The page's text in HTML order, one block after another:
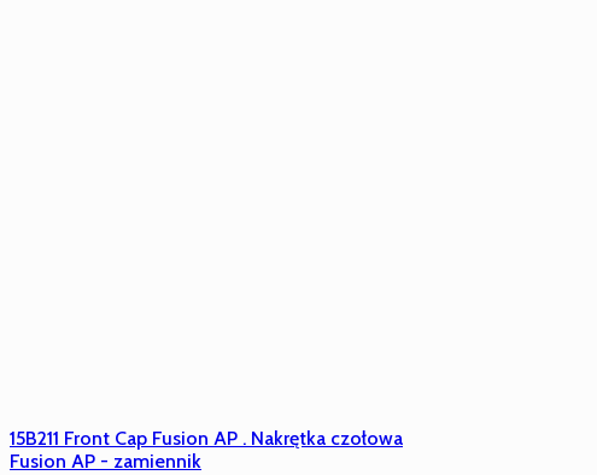
15B211 Front Cap Fusion AP . Nakrętka czołowa
Fusion AP - zamiennik